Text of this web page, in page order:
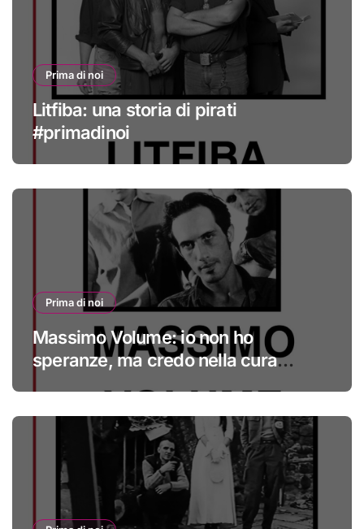
Prima di noi
Litfiba: una storia di pirati
#primadinoi
Prima di noi
Massimo Volume: io non ho
speranze, ma credo nella cura